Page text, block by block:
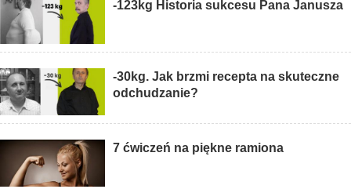
-123kg Historia sukcesu Pana Janusza
-30kg. Jak brzmi recepta na skuteczne
odchudzanie?
7 ćwiczeń na piękne ramiona